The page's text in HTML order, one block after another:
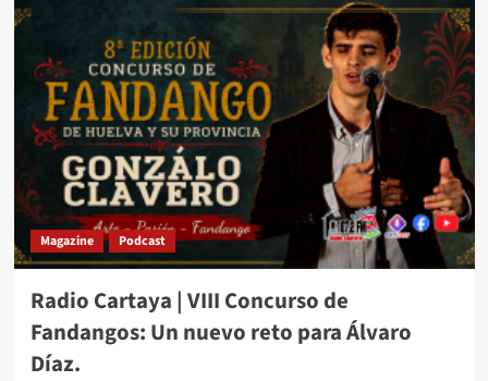
Magazine Podcast
Radio Cartaya | VIII Concurso de
Fandangos: Un nuevo reto para Álvaro
Díaz.